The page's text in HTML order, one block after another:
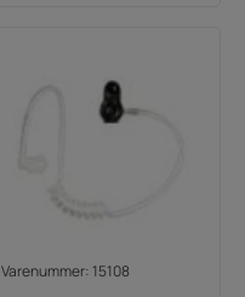
Varenummer: 15108